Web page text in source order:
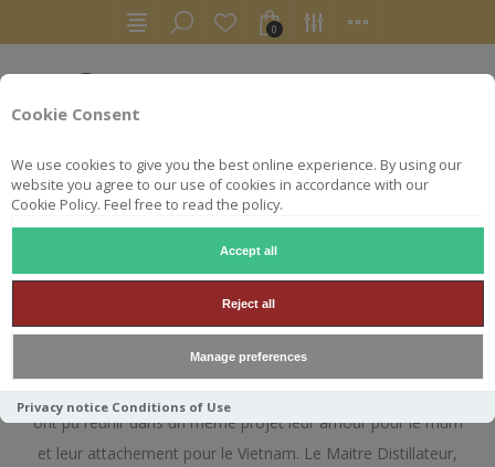
Cookie Consent
We use cookies to give you the best online experience. By using our
website you agree to our use of cookies in accordance with our
Cookie Policy. Feel free to read the policy.
Accept all
Reject all
Manage preferences
Privacy notice Conditions of Use
0
SAMPAN
Une équipe combinant plus de35 ans d’expérience
domaine des vins et spiritueux mais avant tout des amis qui
ont pu réunir dans un même projet leur amour pour le rhum
et leur attachement pour le Vietnam. Le Maitre Distillateur,